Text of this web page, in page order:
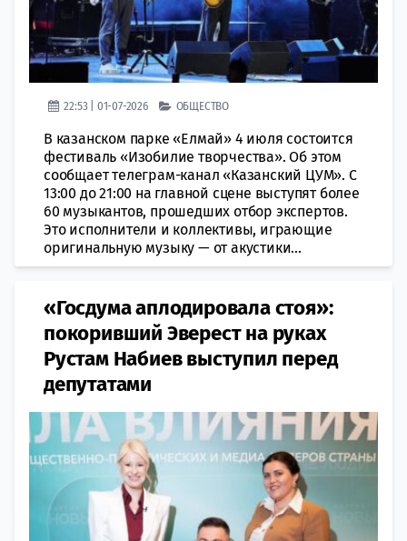
22:53 | 01-07-2026 ОБЩЕСТВО
В казанском парке «Елмай» 4 июля состоится
фестиваль «Изобилие творчества». Об этом
сообщает телеграм-канал «Казанский ЦУМ». С
13:00 до 21:00 на главной сцене выступят более
60 музыкантов, прошедших отбор экспертов.
Это исполнители и коллективы, играющие
оригинальную музыку — от акустики...
«Госдума аплодировала стоя»:
покоривший Эверест на руках
Рустам Набиев выступил перед
депутатами